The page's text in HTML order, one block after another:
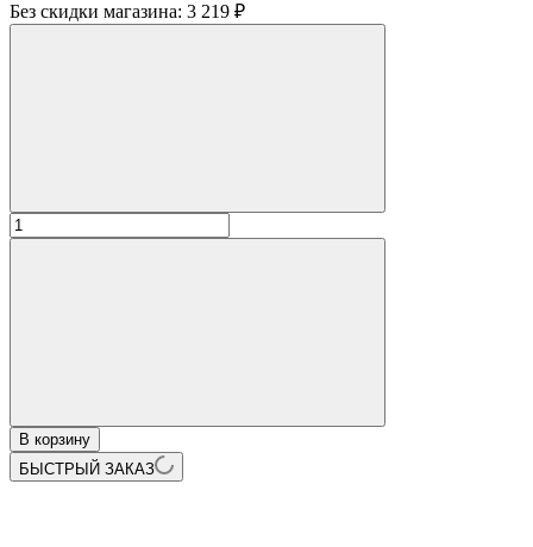
Без скидки магазина: 3 219 ₽
В корзину
БЫСТРЫЙ ЗАКАЗ